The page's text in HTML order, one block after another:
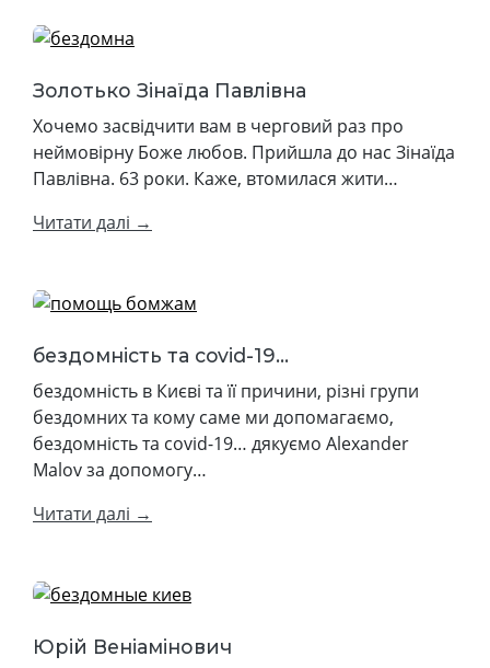
Золотько Зінаїда Павлівна
Хочемо засвідчити вам в черговий раз про
неймовірну Божe любов. Прийшла до нас Зінаїда
Павлівна. 63 роки. Каже, втомилася жити…
Читати далі →
бездомність та covid-19...
бездомність в Києві та її причини, різні групи
бездомних та кому саме ми допомагаємо,
бездомність та covid-19… дякуємо Alexander
Malov за допомогу…
Читати далі →
Юрій Веніамінович